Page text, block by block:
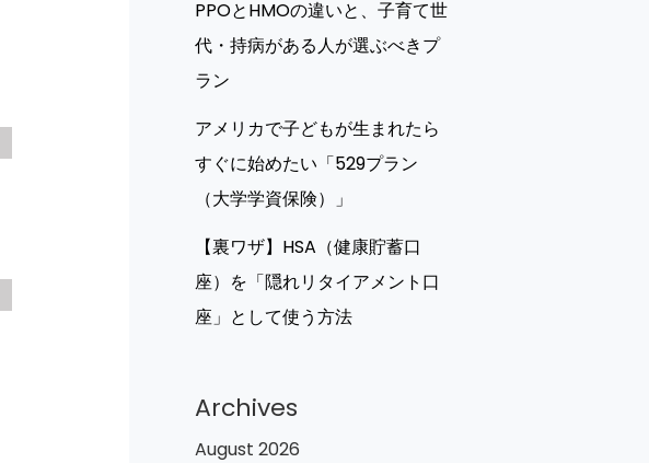
PPOとHMOの違いと、子育て世
代・持病がある人が選ぶべきプ
ラン
アメリカで子どもが生まれたら
すぐに始めたい「529プラン
（大学学資保険）」
【裏ワザ】HSA（健康貯蓄口
座）を「隠れリタイアメント口
座」として使う方法
Archives
August 2026